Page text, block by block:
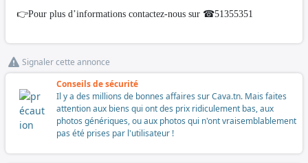
👉Pour plus d’informations contactez-nous sur ☎51355351
Signaler cette annonce
Conseils de sécurité
Il y a des millions de bonnes affaires sur Cava.tn. Mais faites
attention aux biens qui ont des prix ridiculement bas, aux
photos génériques, ou aux photos qui n'ont vraisemblablement
pas été prises par l'utilisateur !